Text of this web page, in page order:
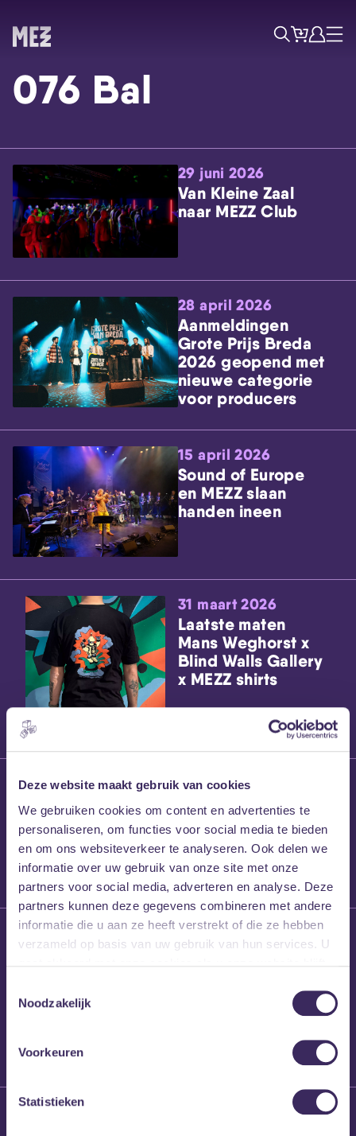
Deze website maakt gebruik van cookies
We gebruiken cookies om content en advertenties te
personaliseren, om functies voor social media te bieden
en om ons websiteverkeer te analyseren. Ook delen we
informatie over uw gebruik van onze site met onze
partners voor social media, adverteren en analyse. Deze
partners kunnen deze gegevens combineren met andere
informatie die u aan ze heeft verstrekt of die ze hebben
verzameld op basis van uw gebruik van hun services. U
Noodzakelijk
Voorkeuren
Statistieken
Skip navigatie
ZoekTicketsAccount
Menu
076 Bal
29 juni 2026
Van Kleine Zaal
naar MEZZ Club
28 april 2026
Aanmeldingen
Grote Prijs Breda
2026 geopend met
nieuwe categorie
voor producers
15 april 2026
Sound of Europe
en MEZZ slaan
handen ineen
31 maart 2026
Laatste maten
Mans Weghorst x
Blind Walls Gallery
x MEZZ shirts
27 maart 2026
Willem’s Blog:
Frans Kalf
26 maart 2026
Willem’s Blog: High